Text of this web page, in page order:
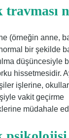
travması
(örneğin anne,
bir şekilde
düşüncesiyle
hissetmesidir.
işlerine,
vakit geçirme
müdahale